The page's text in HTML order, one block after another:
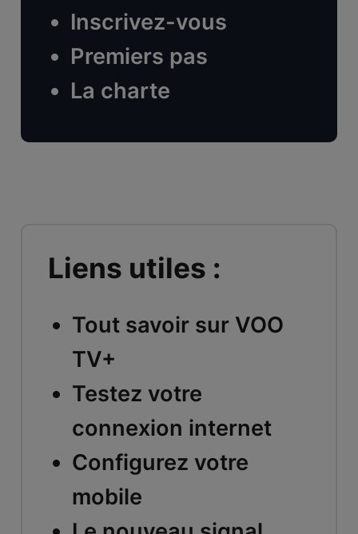
Inscrivez-vous
Premiers pas
La charte
Liens utiles :
Tout savoir sur VOO
TV+
Testez votre
connexion internet
Configurez votre
mobile